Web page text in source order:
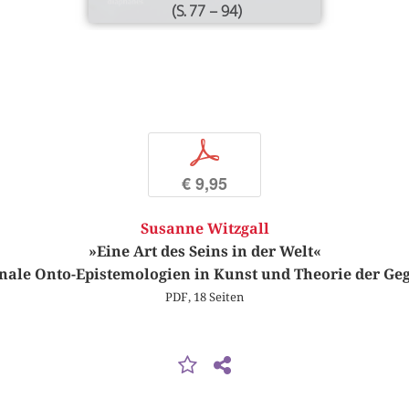
(S. 77 – 94)
p
€ 9,95
Susanne Witzgall
»Eine Art des Seins in der Welt«
Onto-Epistemologien in Kunst und Theorie der
PDF, 18 Seiten